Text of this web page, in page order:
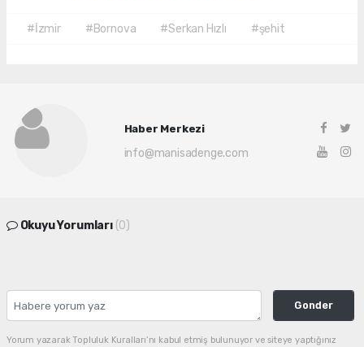
#İzmir #Bornova #Serkan Hızlı #şehit
Haber Merkezi
info@manisadenge.com
Okuyu Yorumları (0)
Gonder
Yorum yazarak Topluluk Kuralları’nı kabul etmiş bulunuyor ve siteye yaptığınız